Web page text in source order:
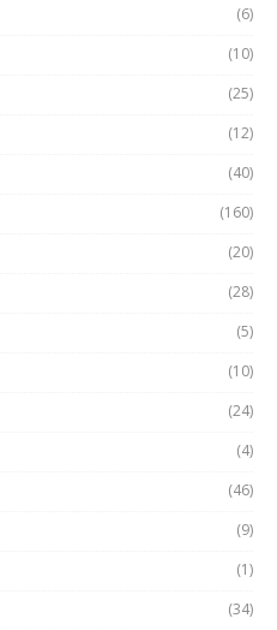
(6)
(10)
(25)
(12)
(40)
(160)
(20)
(28)
(5)
(10)
(24)
(4)
(46)
(9)
(1)
(34)